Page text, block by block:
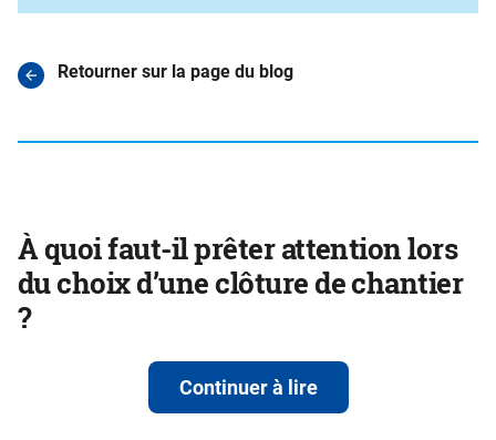
Retourner sur la page du blog
À quoi faut-il prêter attention lors
du choix d’une clôture de chantier
?
Continuer à lire